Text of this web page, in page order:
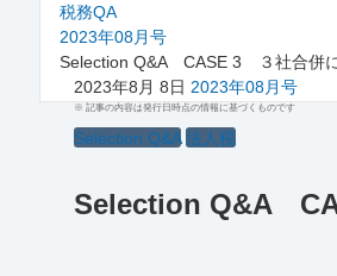
税務QA
2023年08月号
Selection Q&A CASE 3 ３社合併
2023年8月 8日 2023年08月号
※ 記事の内容は発行日時点の情報に基づくものです
Selection Q&A 法人税
Selection Q&A